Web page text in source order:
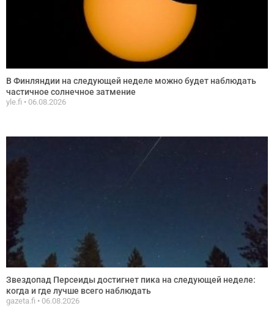
В Финляндии на следующей неделе можно будет наблюдать
частичное солнечное затмение
yle.fi 06.08.2026
Звездопад Персеиды достигнет пика на следующей неделе:
когда и где лучше всего наблюдать
gazeta.fi 06.08.2026